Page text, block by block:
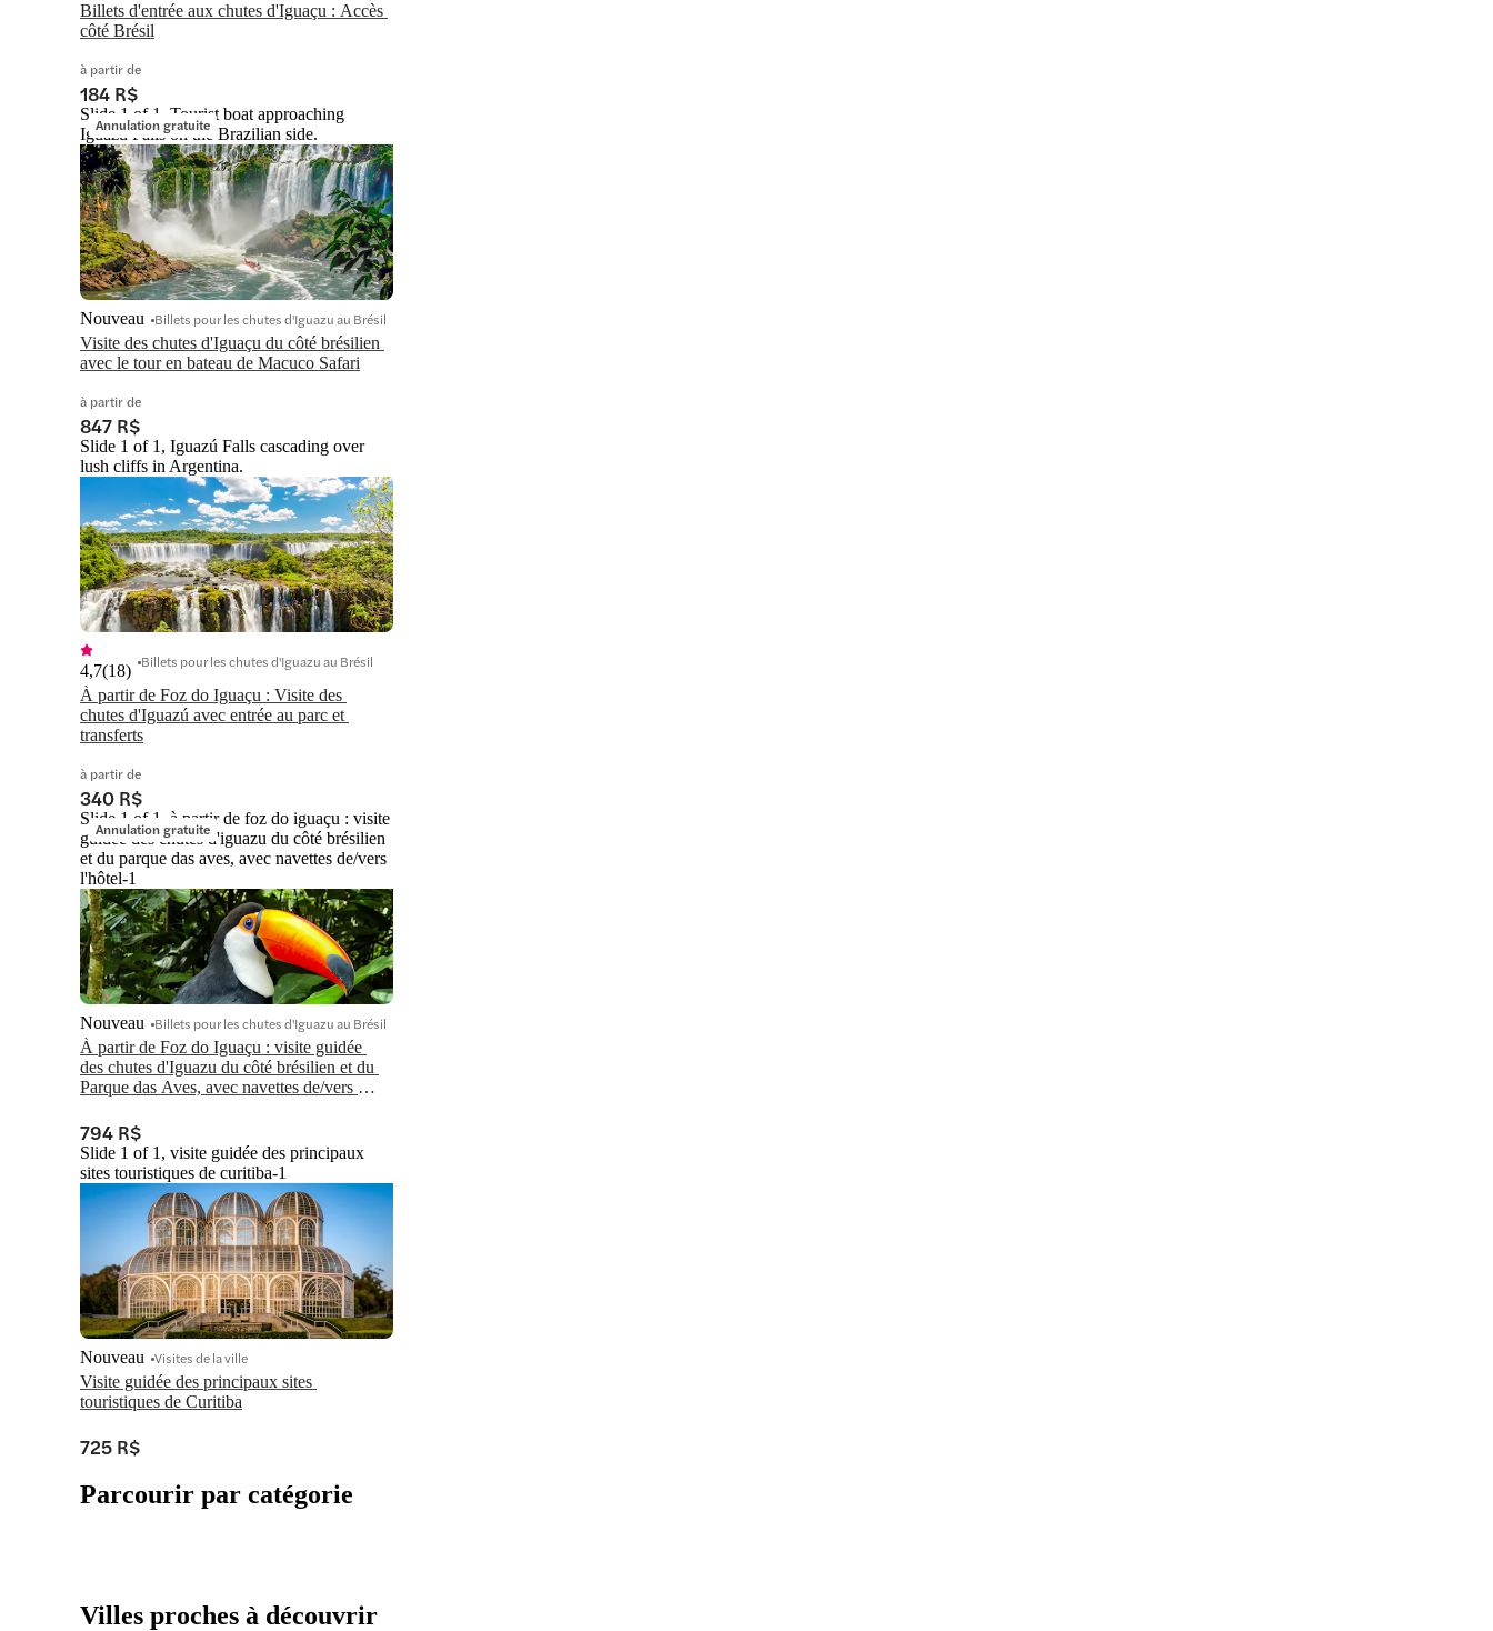
Billets d'entrée aux chutes d'Iguaçu : Accès
côté Brésil
à partir de
184 R$
Annulation gratuite
Slide 1 of 1, Tourist boat approaching
Iguazú Falls on the Brazilian side.
Visite des chutes d'Iguaçu du côté brésilien
avec le tour en bateau de Macuco Safari
Nouveau Billets pour les chutes d'Iguazu au Brésil
à partir de
847 R$
Slide 1 of 1, Iguazú Falls cascading over
lush cliffs in Argentina.
À partir de Foz do Iguaçu : Visite des
chutes d'Iguazú avec entrée au parc et
transferts
4,7(18) Billets pour les chutes d'Iguazu au Brésil
à partir de
340 R$
Annulation gratuite
Slide 1 of 1, à partir de foz do iguaçu : visite
guidée des chutes d'iguazu du côté brésilien
et du parque das aves, avec navettes de/vers
l'hôtel-1
À partir de Foz do Iguaçu : visite guidée
des chutes d'Iguazu du côté brésilien et du
Parque das Aves, avec navettes de/vers
Nouveau Billets pour les chutes d'Iguazu au Brésil
794 R$
Slide 1 of 1, visite guidée des principaux
sites touristiques de curitiba-1
Visite guidée des principaux sites
touristiques de Curitiba
Nouveau Visites de la ville
725 R$
Parcourir par catégorie
Villes proches à découvrir